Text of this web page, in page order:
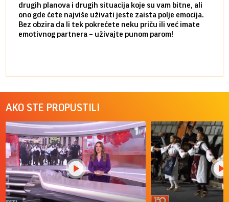
drugih planova i drugih situacija koje su vam bitne, ali
ono gde ćete najviše uživati jeste zaista polje emocija.
Bez obzira da li tek pokrećete neku priču ili već imate
emotivnog partnera – uživajte punom parom!
AKO STE PROPUSTILI